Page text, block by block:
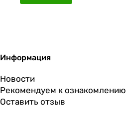
Информация
Новости
Рекомендуем к ознакомлению
Оставить отзыв